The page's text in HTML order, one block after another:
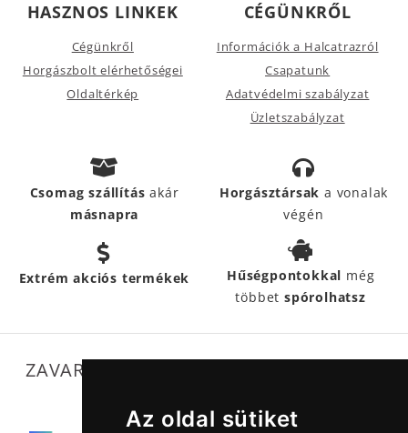
Az oldal sütiket
HASZNOS LINKEK
Cégünkről
Horgászbolt elérhetőségei
Oldaltérkép
CÉGÜNKRŐL
Információk a Halcatrazról
Csapatunk
Adatvédelmi szabályzat
Üzletszabályzat
Csomag szállításakár
másnapra
Horgásztársak a vonalak
végén
Extrém akciós termékek Hűségpontokkal még
többetspórolhatsz
ZAVARTALAN MŰKÖDÉSÜNKET SEGÍTIK